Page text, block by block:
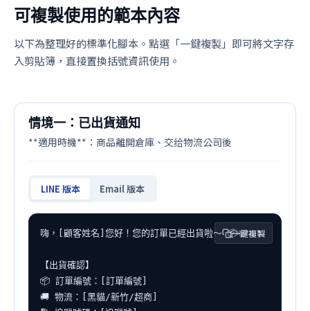
可複製使用的範本內容
以下為整理好的標準化腳本。點選「一鍵複製」即可將文字存
入剪貼簿，直接置換括號資訊使用。
情境一：已出貨通知
**適用時機**：商品離開倉庫、交给物流公司後
LINE 版本 Email 版本
嗨，[顧客姓名]您好！您的訂單已經出貨啦～ 📦✨
【出貨確認】
📦 訂單編號：[訂單編號]
🚚 物流：[黑貓/新竹/超商]
一鍵複製